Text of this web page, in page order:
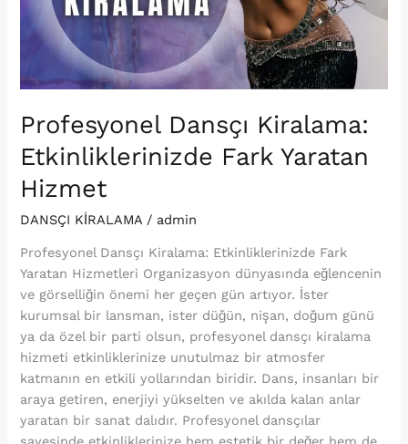
Profesyonel Dansçı Kiralama:
Etkinliklerinizde Fark Yaratan
Hizmet
DANSÇI KİRALAMA / admin
Profesyonel Dansçı Kiralama: Etkinliklerinizde Fark
Yaratan Hizmetleri Organizasyon dünyasında eğlencenin
ve görselliğin önemi her geçen gün artıyor. İster
kurumsal bir lansman, ister düğün, nişan, doğum günü
ya da özel bir parti olsun, profesyonel dansçı kiralama
hizmeti etkinliklerinize unutulmaz bir atmosfer
katmanın en etkili yollarından biridir. Dans, insanları bir
araya getiren, enerjiyi yükselten ve akılda kalan anlar
yaratan bir sanat dalıdır. Profesyonel dansçılar